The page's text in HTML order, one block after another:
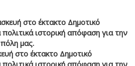
στο έκτακτο Δημοτικό